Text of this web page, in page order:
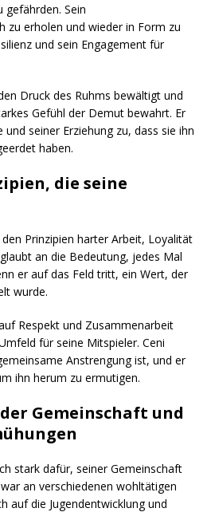
gefährden. Sein
zu erholen und wieder in Form zu
und sein Engagement für
Druck des Ruhms bewältigt und
Gefühl der Demut bewahrt. Er
seiner Erziehung zu, dass sie ihn
haben.
die seine
Prinzipien harter Arbeit, Loyalität
an die Bedeutung, jedes Mal
er auf das Feld tritt, ein Wert, der
wurde.
Respekt und Zusammenarbeit
für seine Mitspieler. Ceni
Anstrengung ist, und er
ihn herum zu ermutigen.
Gemeinschaft und
stark dafür, seiner Gemeinschaft
an verschiedenen wohltätigen
auf die Jugendentwicklung und